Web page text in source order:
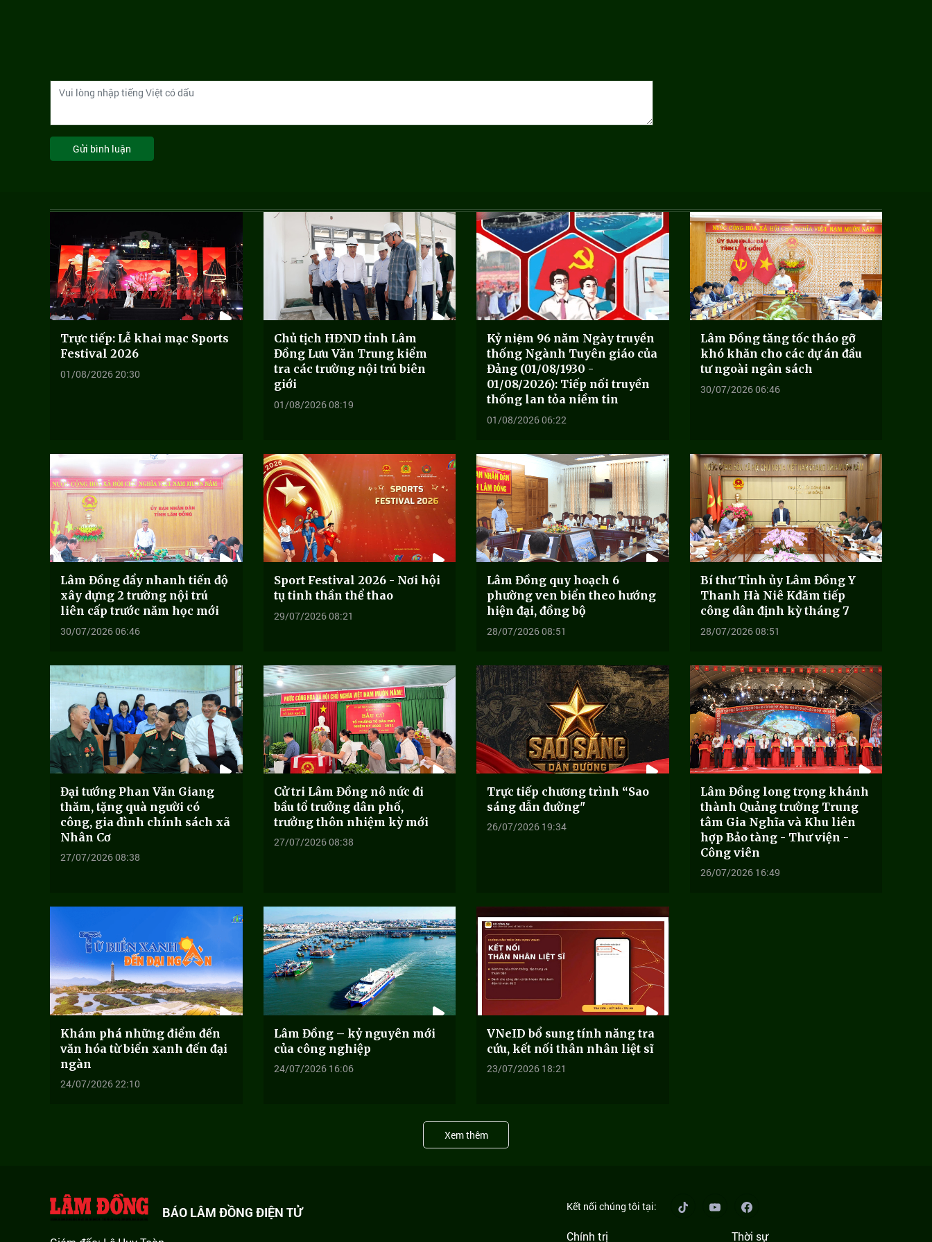
Gửi bình luận
Trực tiếp: Lễ khai mạc Sports
Festival 2026
01/08/2026 20:30
Chủ tịch HĐND tỉnh Lâm
Đồng Lưu Văn Trung kiểm
tra các trường nội trú biên
giới
01/08/2026 08:19
Kỷ niệm 96 năm Ngày truyền
thống Ngành Tuyên giáo của
Đảng (01/08/1930 -
01/08/2026): Tiếp nối truyền
thống lan tỏa niềm tin
01/08/2026 06:22
Lâm Đồng tăng tốc tháo gỡ
khó khăn cho các dự án đầu
tư ngoài ngân sách
30/07/2026 06:46
Lâm Đồng đẩy nhanh tiến độ
xây dựng 2 trường nội trú
liên cấp trước năm học mới
30/07/2026 06:46
Sport Festival 2026 - Nơi hội
tụ tinh thần thể thao
29/07/2026 08:21
Lâm Đồng quy hoạch 6
phường ven biển theo hướng
hiện đại, đồng bộ
28/07/2026 08:51
Bí thư Tỉnh ủy Lâm Đồng Y
Thanh Hà Niê Kđăm tiếp
công dân định kỳ tháng 7
28/07/2026 08:51
Đại tướng Phan Văn Giang
thăm, tặng quà người có
công, gia đình chính sách xã
Nhân Cơ
27/07/2026 08:38
Cử tri Lâm Đồng nô nức đi
bầu tổ trưởng dân phố,
trưởng thôn nhiệm kỳ mới
27/07/2026 08:38
Trực tiếp chương trình “Sao
sáng dẫn đường"
26/07/2026 19:34
Lâm Đồng long trọng khánh
thành Quảng trường Trung
tâm Gia Nghĩa và Khu liên
hợp Bảo tàng - Thư viện -
Công viên
26/07/2026 16:49
Khám phá những điểm đến
văn hóa từ biển xanh đến đại
ngàn
24/07/2026 22:10
Lâm Đồng – kỷ nguyên mới
của công nghiệp
24/07/2026 16:06
VNeID bổ sung tính năng tra
cứu, kết nối thân nhân liệt sĩ
23/07/2026 18:21
Xem thêm
BÁO LÂM ĐỒNG ĐIỆN TỬ Kết nối chúng tôi tại:
Chính trị Thời sự